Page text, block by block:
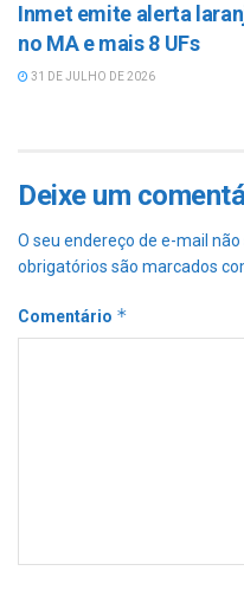
Inmet emite alerta
no MA e mais 8 UFs
31 DE JULHO DE 2026
Deixe um
O seu endereço de e-mail não
obrigatórios são marcados
Comentário *